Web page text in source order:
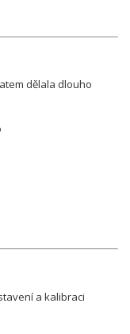
dělala dlouho
a kalibraci